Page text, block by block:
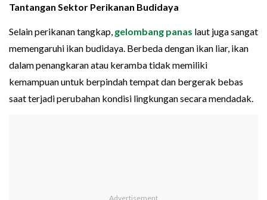
Tantangan Sektor Perikanan Budidaya
Selain perikanan tangkap, gelombang panas laut juga sangat
memengaruhi ikan budidaya. Berbeda dengan ikan liar, ikan
dalam penangkaran atau keramba tidak memiliki
kemampuan untuk berpindah tempat dan bergerak bebas
saat terjadi perubahan kondisi lingkungan secara mendadak.